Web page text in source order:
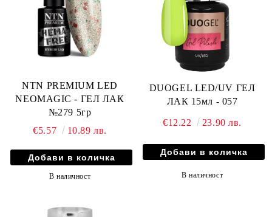
NTN PREMIUM LED
NEOMAGIC - ГЕЛ ЛАК
№279 5гр
€5.57
10.89 лв.
В наличност
DUOGEL LED/UV ГЕЛ
ЛАК 15мл - 057
€12.22 23.90 лв.
В наличност